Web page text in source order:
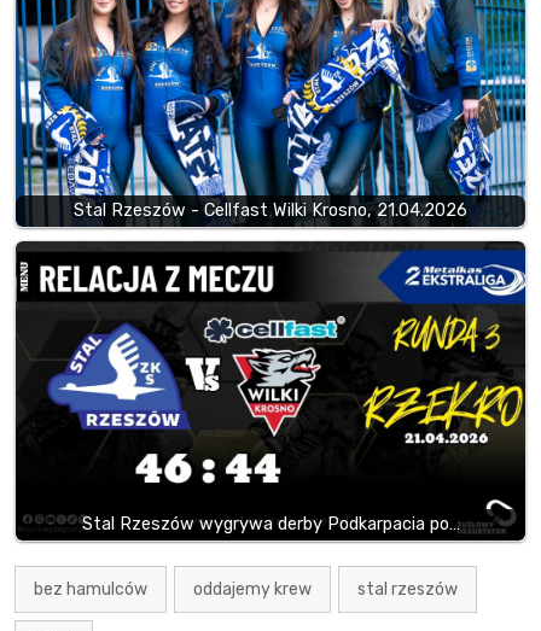
Stal Rzeszów - Cellfast Wilki Krosno, 21.04.2026
Stal Rzeszów wygrywa derby Podkarpacia po…
bez hamulców oddajemy krew stal rzeszów